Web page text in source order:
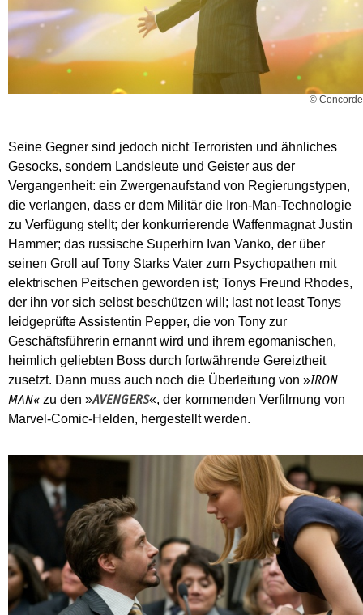
© Concorde
Seine Gegner sind jedoch nicht Terroristen und ähnliches
Gesocks, sondern Landsleute und Geister aus der
Vergangenheit: ein Zwergenaufstand von Regierungstypen,
die verlangen, dass er dem Militär die Iron-Man-Technologie
zu Verfügung stellt; der konkurrierende Waffenmagnat Justin
Hammer; das russische Superhirn Ivan Vanko, der über
seinen Groll auf Tony Starks Vater zum Psychopathen mit
elektrischen Peitschen geworden ist; Tonys Freund Rhodes,
der ihn vor sich selbst beschützen will; last not least Tonys
leidgeprüfte Assistentin Pepper, die von Tony zur
Geschäftsführerin ernannt wird und ihrem egomanischen,
heimlich geliebten Boss durch fortwährende Gereiztheit
zusetzt. Dann muss auch noch die Überleitung von »IRON
MAN« zu den »AVENGERS«, der kommenden Verfilmung von
Marvel-Comic-Helden, hergestellt werden.